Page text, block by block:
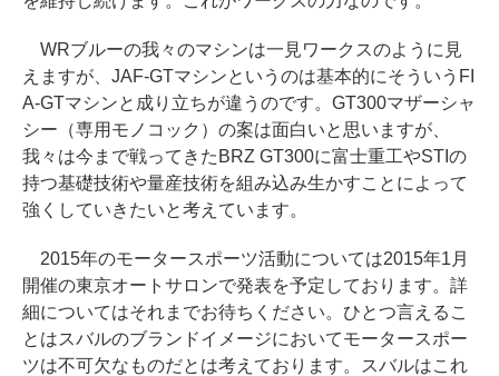
WRブルーの我々のマシンは一見ワークスのように見
えますが、JAF-GTマシンというのは基本的にそういうFI
A-GTマシンと成り立ちが違うのです。GT300マザーシャ
シー（専用モノコック）の案は面白いと思いますが、
我々は今まで戦ってきたBRZ GT300に富士重工やSTIの
持つ基礎技術や量産技術を組み込み生かすことによって
強くしていきたいと考えています。
2015年のモータースポーツ活動については2015年1月
開催の東京オートサロンで発表を予定しております。詳
細についてはそれまでお待ちください。ひとつ言えるこ
とはスバルのブランドイメージにおいてモータースポー
ツは不可欠なものだとは考えております。スバルはこれ